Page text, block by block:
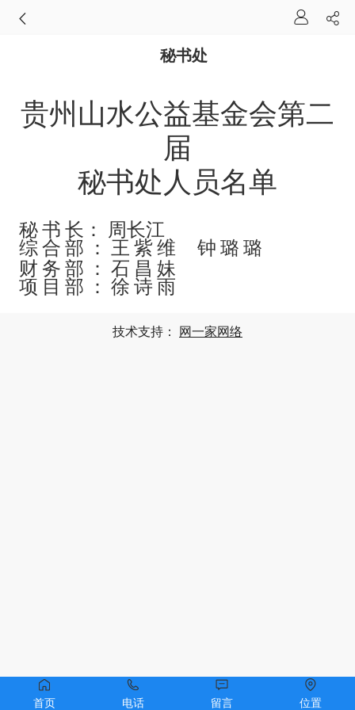
秘书处
贵州山水公益基金会第二
届
秘书处人员名单
秘书 长：
周长江
综合部：王紫维 钟璐璐
财务部：石昌妹
项目 部 ：徐诗雨
技术支持： 网一家网络
首页 电话 留言 位置